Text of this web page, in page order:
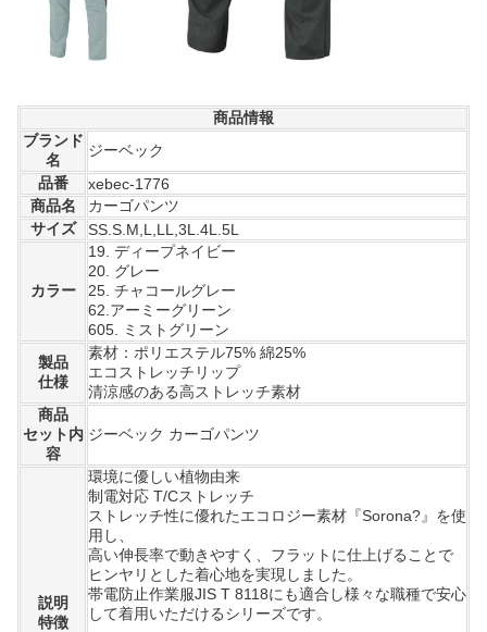
商品情報
ブランド
名
ジーベック
品番
xebec-1776
商品名
カーゴパンツ
サイズ
SS.S.M,L,LL,3L.4L.5L
カラー
19. ディープネイビー
20. グレー
25. チャコールグレー
62.アーミーグリーン
605. ミストグリーン
製品
仕様
素材：ポリエステル75% 綿25%
エコストレッチリップ
清涼感のある高ストレッチ素材
商品
セット内
容
ジーベック カーゴパンツ
説明
特徴
環境に優しい植物由来
制電対応 T/Cストレッチ
ストレッチ性に優れたエコロジー素材『Sorona?』を使
用し、
高い伸長率で動きやすく、フラットに仕上げることで
ヒンヤリとした着心地を実現しました。
帯電防止作業服JIS T 8118にも適合し様々な職種で安心
して着用いただけるシリーズです。